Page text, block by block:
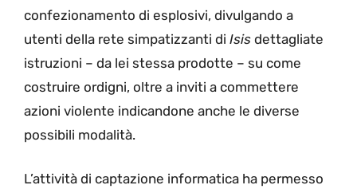
confezionamento di esplosivi, divulgando a
utenti della rete simpatizzanti di Isis dettagliate
istruzioni – da lei stessa prodotte – su come
costruire ordigni, oltre a inviti a commettere
azioni violente indicandone anche le diverse
possibili modalità.
L’attività di captazione informatica ha permesso